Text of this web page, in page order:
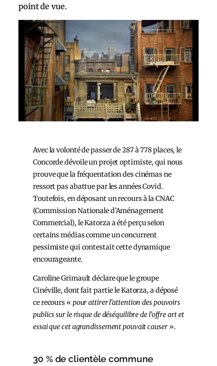
point de vue.
Avec la volonté de passer de 287 à 778 places, le
Concorde dévoile un projet optimiste, qui nous
prouve que la fréquentation des cinémas ne
ressort pas abattue par les années Covid.
Toutefois, en déposant un recours à la CNAC
(Commission Nationale d’Aménagement
Commercial), le Katorza a été perçu selon
certains médias comme un concurrent
pessimiste qui contestait cette dynamique
encourageante.
Caroline Grimault déclare que le groupe
Cinéville, dont fait partie le Katorza, a déposé
ce recours « pour attirer l’attention des pouvoirs
publics sur le risque de déséquilibre de l’offre art et
essai que cet agrandissement pouvait causer».
30 % de clientèle commune